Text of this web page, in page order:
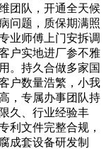
团队，开通全天候
问题，质保期满照
业师傅上门安拆调
户实地进厂参不雅
。持久合做多家国
户数量浩繁，小我
，专属办事团队持
久、行业经验丰
利文件完整合规，
成套设备研发制